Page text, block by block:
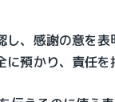
、感謝の意を表
に預かり、責任